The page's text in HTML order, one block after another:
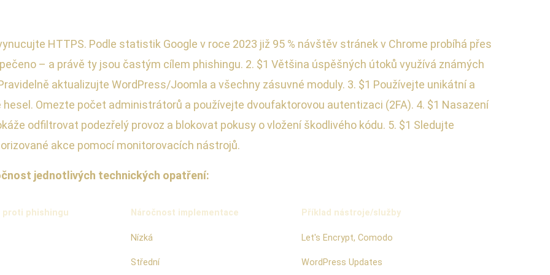
HTTPS. Podle statistik Google v roce 2023 již 95 % návštěv stránek v Chrome probíhá přes
– a právě ty jsou častým cílem phishingu. 2. $1 Většina úspěšných útoků využívá známých
aktualizujte WordPress/Joomla a všechny zásuvné moduly. 3. $1 Používejte unikátní a
Omezte počet administrátorů a používejte dvoufaktorovou autentizaci (2FA). 4. $1 Nasazení
odfiltrovat podezřelý provoz a blokovat pokusy o vložení škodlivého kódu. 5. $1 Sledujte
akce pomocí monitorovacích nástrojů.
jednotlivých technických opatření:
proti phishingu Náročnost implementace Příklad nástroje/služby
Nízká Let's Encrypt, Comodo
Střední WordPress Updates